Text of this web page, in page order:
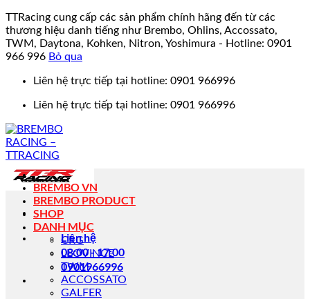
TTRacing cung cấp các sản phẩm chính hãng đến từ các
thương hiệu danh tiếng như Brembo, Ohlins, Accossato,
TWM, Daytona, Kohken, Nitron, Yoshimura - Hotline: 0901
966 996 Bỏ qua
Liên hệ trực tiếp tại hotline: 0901 966996
Liên hệ trực tiếp tại hotline: 0901 966996
Liên hệ
08:00 - 17:00
0901966996
BREMBO VN
BREMBO PRODUCT
SHOP
DANH MỤC
CRG
LEOVINCE
TWM
ACCOSSATO
GALFER